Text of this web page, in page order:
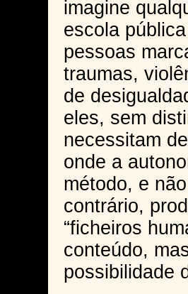
imagine
escola
pessoas
traumas,
de
eles, sem
necessitam
onde a
método, e
contrário,
“ficheiros
conteúdo,
possibilidade